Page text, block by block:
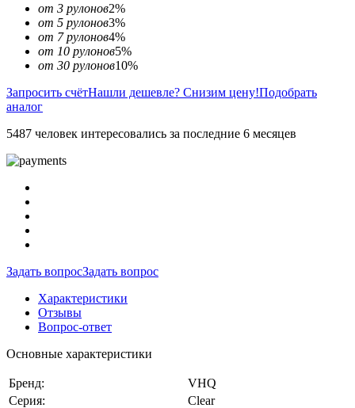
от 3 рулонов2%
от 5 рулонов3%
от 7 рулонов4%
от 10 рулонов5%
от 30 рулонов10%
Запросить счётНашли дешевле? Снизим цену!Подобрать
аналог
5487 человек интересовались за последние 6 месяцев
Задать вопросЗадать вопрос
Характеристики
Отзывы
Вопрос-ответ
Основные характеристики
Бренд:
VHQ
Серия:
Clear